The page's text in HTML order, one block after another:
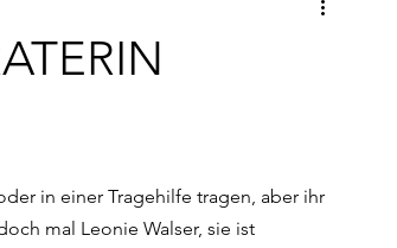
in einer Tragehilfe tragen, aber ihr
mal Leonie Walser, sie ist